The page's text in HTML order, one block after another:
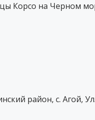
Корсо на Черном
район, с. Агой,